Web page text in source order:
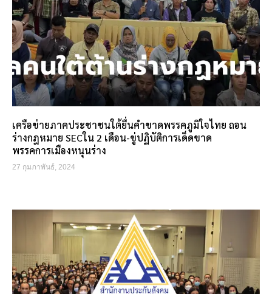
เครือข่ายภาคประชาชนใต้ยื่นคำขาดพรรคภูมิใจไทย ถอน
ร่างกฎหมาย SECใน 2 เดือน-ขู่ปฏิบัติการเด็ดขาด
พรรคการเมืองหนุนร่าง
27 กุมภาพันธ์, 2024